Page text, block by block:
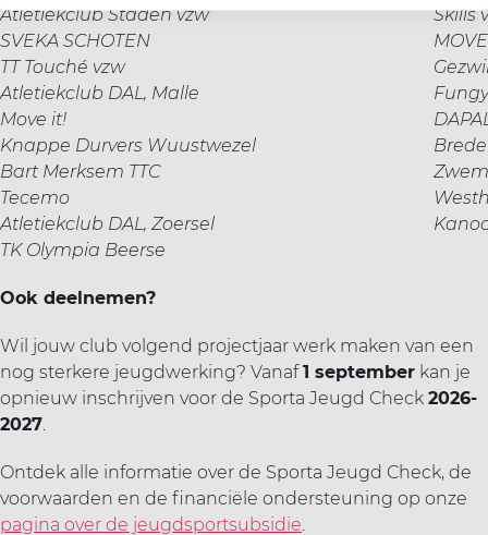
Atletiekclub Staden vzw
Skills
SVEKA SCHOTEN
TT Touché vzw
Atletiekclub DAL, Malle
Move it!
Knappe Durvers Wuustwezel
Bart Merksem TTC
Tecemo
Atletiekclub DAL, Zoersel
TK Olympia Beerse
Ook deelnemen?
Wil jouw club volgend projectjaar werk maken van een
nog sterkere jeugdwerking? Vanaf1 september kan je
opnieuw inschrijven voor de Sporta Jeugd Check 2026-
2027.
Ontdek alle informatie over de Sporta Jeugd Check, de
voorwaarden en de financiële ondersteuning op onze
pagina over de jeugdsportsubsidie.